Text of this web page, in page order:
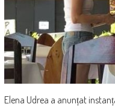
Elena Udrea a anunțat